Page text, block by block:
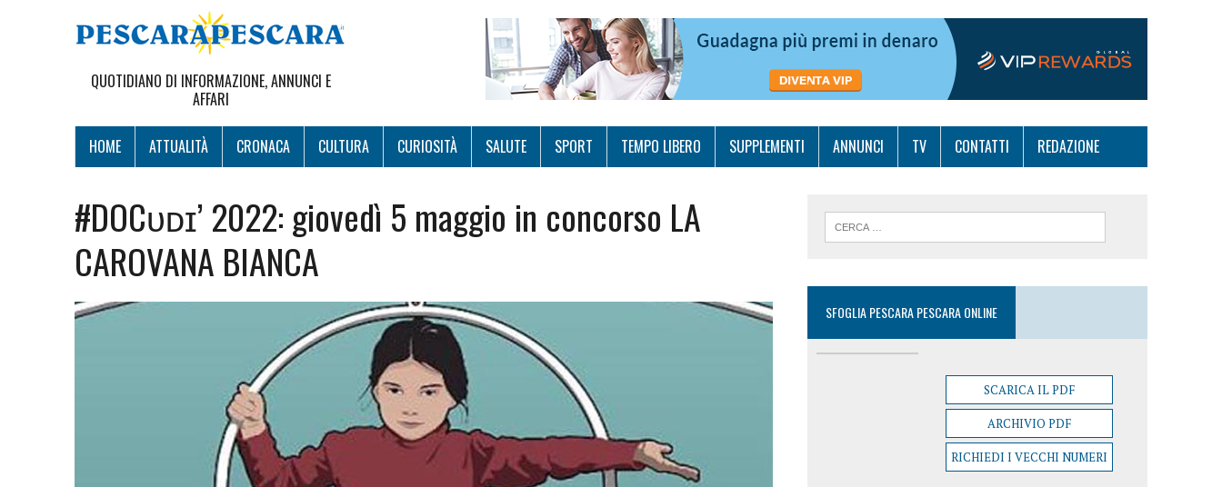
QUOTIDIANO DI INFORMAZIONE, ANNUNCI E
AFFARI
HOME ATTUALITÀ CRONACA CULTURA CURIOSITÀ SALUTE SPORT TEMPO LIBERO SUPPLEMENTI ANNUNCI TV CONTATTI REDAZIONE
#DOCᴜᴅɪ’ 2022: giovedì 5 maggio in concorso LA
CAROVANA BIANCA
SFOGLIA PESCARA PESCARA ONLINE
SCARICA IL PDF
ARCHIVIO PDF
RICHIEDI I VECCHI NUMERI